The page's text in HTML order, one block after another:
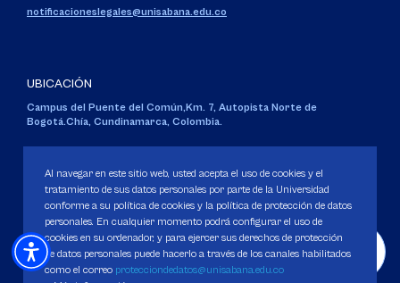
notificacioneslegales@unisabana.edu.co
UBICACIÓN
Campus del Puente del Común, Km. 7, Autopista Norte de
Bogotá.Chía, Cundinamarca, Colombia.
Personería Jurídica:Resolución 130 del 14 de enero de 1980.
Ministerio de Educación Nacional.
Política de Protección de datos
Al navegar en este sitio web, usted acepta el uso de cookies y el
tratamiento de sus datos personales por parte de la Universidad
conforme a su política de cookies y la política de protección de datos
personales. En cualquier momento podrá configurar el uso de
cookies en su ordenador, y para ejercer sus derechos de protección
de datos personales puede hacerlo a través de los canales habilitados
como el correo protecciondedatos@unisabana.edu.co